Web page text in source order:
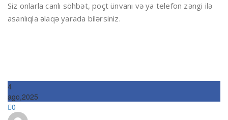
Siz onlarla canlı söhbət, poçt ünvanı və ya telefon zəngi ilə
asanlıqla əlaqə yarada bilərsiniz.
4
ago,2025
0